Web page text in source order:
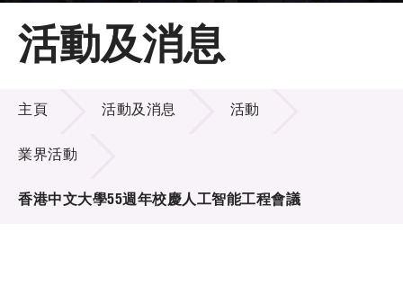
主頁
關於LSCM
技術商品化
項目及資助計劃
活動及消息
活動及消息
主頁 活動及消息 活動
業界活動
香港中文大學55週年校慶人工智能工程會議